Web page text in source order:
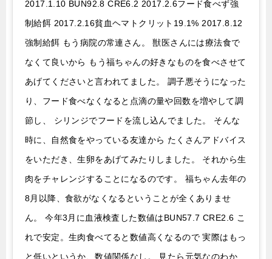
2017.1.10 BUN92.8 CRE6.2 2017.2.6フード食べず強
制給餌 2017.2.16貧血ヘマトクリット19.1% 2017.8.12
強制給餌 もう病院の常連さん。 獣医さんには療法食で
なくて良いから もう福ちゃんの好きなものを食べさせて
あげてくださいと言われてました。 調子悪そうになった
り、フード食べなくなると点滴の量や回数を増やして調
節し、 シリンジでフードを流し込んでました。 そんな
時に、自然食をやっている友達から たくさんアドバイス
をいただき、生卵をあげてみたりしました。 それから生
肉をチャレンジすることになるのです。 福ちゃん去年の
8月以降、食欲がなくなるということが全くありませ
ん。 今年3月に血液検査した数値はBUN57.7 CRE2.6 こ
れで安定。生肉食べてると数値高くなるので 実際はもっ
と低いというか、数値関係なし。 見たら元気なのわか